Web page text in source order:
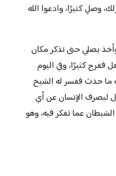
وصلِ كثيرًا، وادعوا الله
يصلي حتى تذكر مكان
ففرح كثيرًا، وفي اليوم
ما حدث ففسر له الشيخ
ليصرف الإنسان عن أي
عما تفكر فيه، وهو